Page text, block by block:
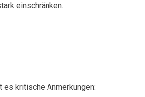
einschränken.
kritische Anmerkungen: